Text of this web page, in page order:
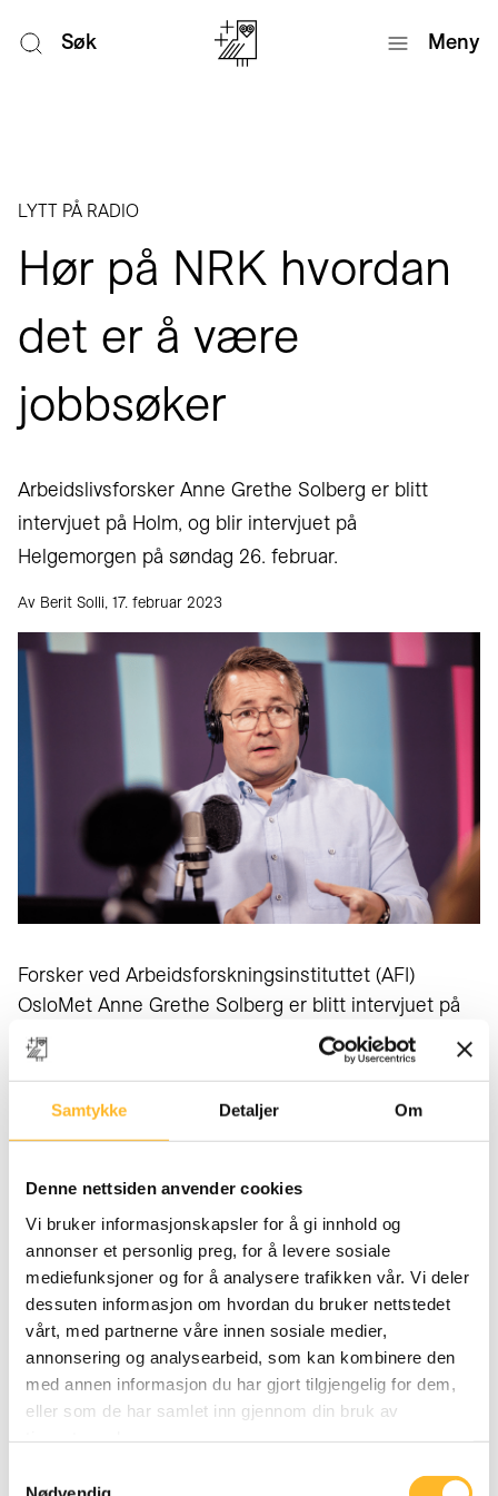
Samtykke Detaljer Om
Denne nettsiden anvender cookies
Vi bruker informasjonskapsler for å gi innhold og
annonser et personlig preg, for å levere sosiale
mediefunksjoner og for å analysere trafikken vår. Vi deler
dessuten informasjon om hvordan du bruker nettstedet
vårt, med partnerne våre innen sosiale medier,
annonsering og analysearbeid, som kan kombinere den
med annen informasjon du har gjort tilgjengelig for dem,
eller som de har samlet inn gjennom din bruk av
Søk Meny
LYTT PÅ RADIO
Hør på NRK hvordan
det er å være
jobbsøker
Arbeidslivsforsker Anne Grethe Solberg er blitt
intervjuet på Holm, og blir intervjuet på
Helgemorgen på søndag 26. februar.
Av Berit Solli, 17. februar 2023
Forsker ved Arbeidsforskningsinstituttet (AFI)
OsloMet Anne Grethe Solberg er blitt intervjuet på
Holm på NRK P1+.
Hør sendingen herog andre delher.
Siste helg i mars vil Helgemorgen intervjue Solberg
mellom kl 09-11 (både tv og radio).
Dagens perspektiv
Les større reportasje fra seminaret hosDagens
perspektiv her.